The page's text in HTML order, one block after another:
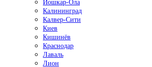
Йошкар-Ола
Калининград
Калвер-Сити
Киев
Кишинёв
Краснодар
Лаваль
Лион